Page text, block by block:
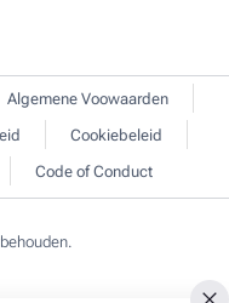
Algemene Voowaarden
Cookiebeleid
Code of Conduct